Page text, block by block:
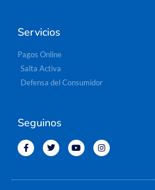
Servicios
Pagos Online
Salta Activa
Defensa del Consumidor
Seguinos